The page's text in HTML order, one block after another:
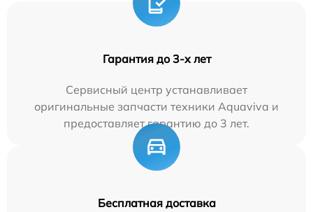
Гарантия до 3-х лет
Сервисный центр устанавливает
оригинальные запчасти техники Aquaviva и
предоставляет гарантию до 3 лет.
Бесплатная доставка